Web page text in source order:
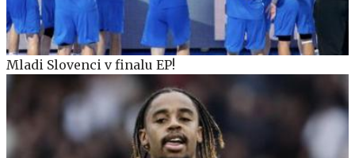
Mladi Slovenci v finalu EP!